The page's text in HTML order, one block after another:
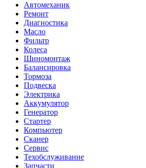
Автомеханик
Ремонт
Диагностика
Масло
Фильтр
Колеса
Шиномонтаж
Балансировка
Тормоза
Подвеска
Электрика
Аккумулятор
Генератор
Стартер
Компьютер
Сканер
Сервис
Техобслуживание
Запчасти